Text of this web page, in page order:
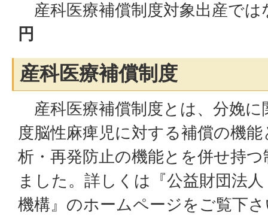
産科医療補償制度対象出産で
円
産科医療補償制度
産科医療補償制度とは、分娩に
度脳性麻痺児に対する補償の機
析・再発防止の機能とを併せ持
ました。詳しくは『公益財団法
機構』のホームページをご覧下